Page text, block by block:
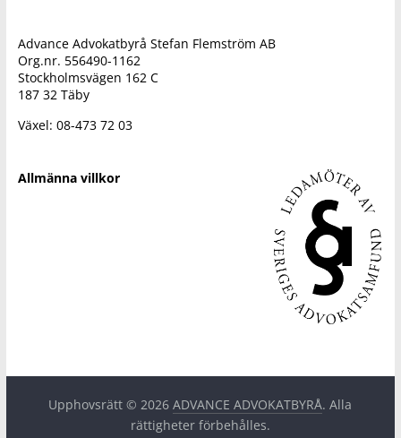
Advance Advokatbyrå Stefan Flemström AB
Org.nr. 556490-1162
Stockholmsvägen 162 C
187 32 Täby
Växel: 08-473 72 03
Allmänna villkor
Upphovsrätt © 2026ADVANCE ADVOKATBYRÅ. Alla
rättigheter förbehålles.